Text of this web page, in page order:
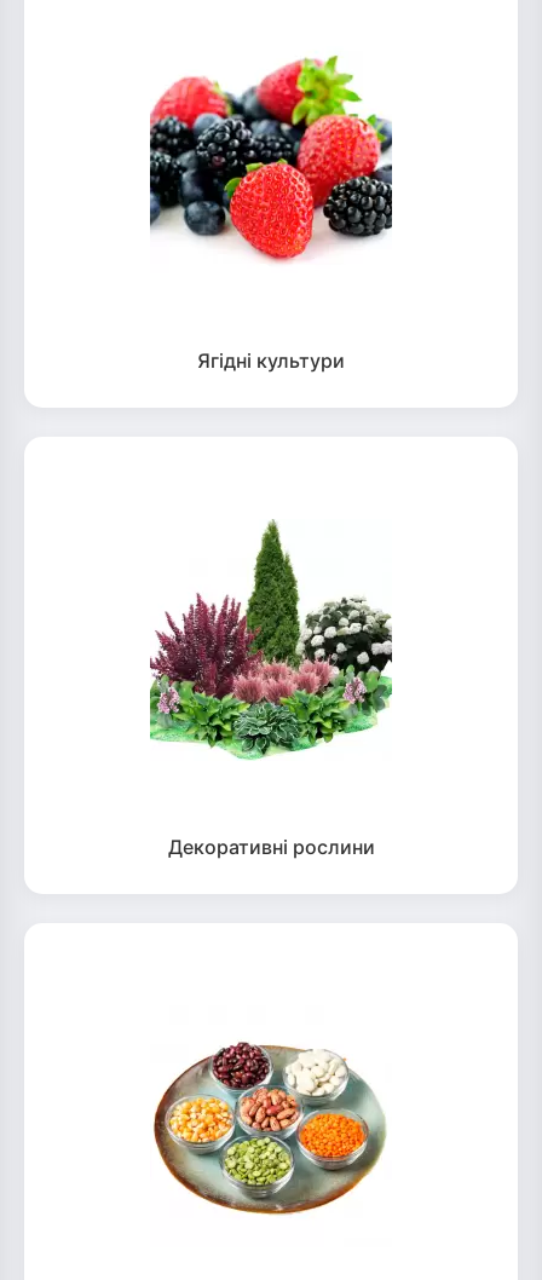
Ягідні культури
Декоративні рослини